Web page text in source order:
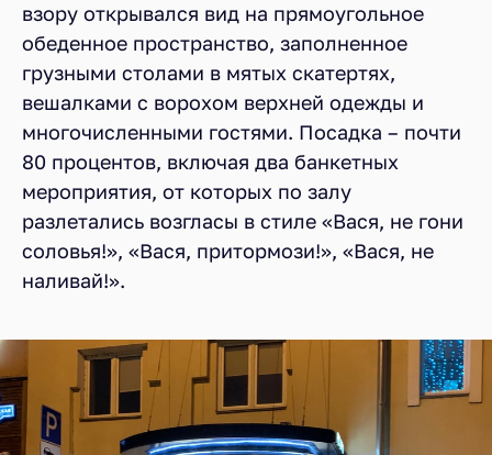
взору открывался вид на прямоугольное
обеденное пространство, заполненное
грузными столами в мятых скатертях,
вешалками с ворохом верхней одежды и
многочисленными гостями. Посадка – почти
80 процентов, включая два банкетных
мероприятия, от которых по залу
разлетались возгласы в стиле «Вася, не гони
соловья!», «Вася, притормози!», «Вася, не
наливай!».